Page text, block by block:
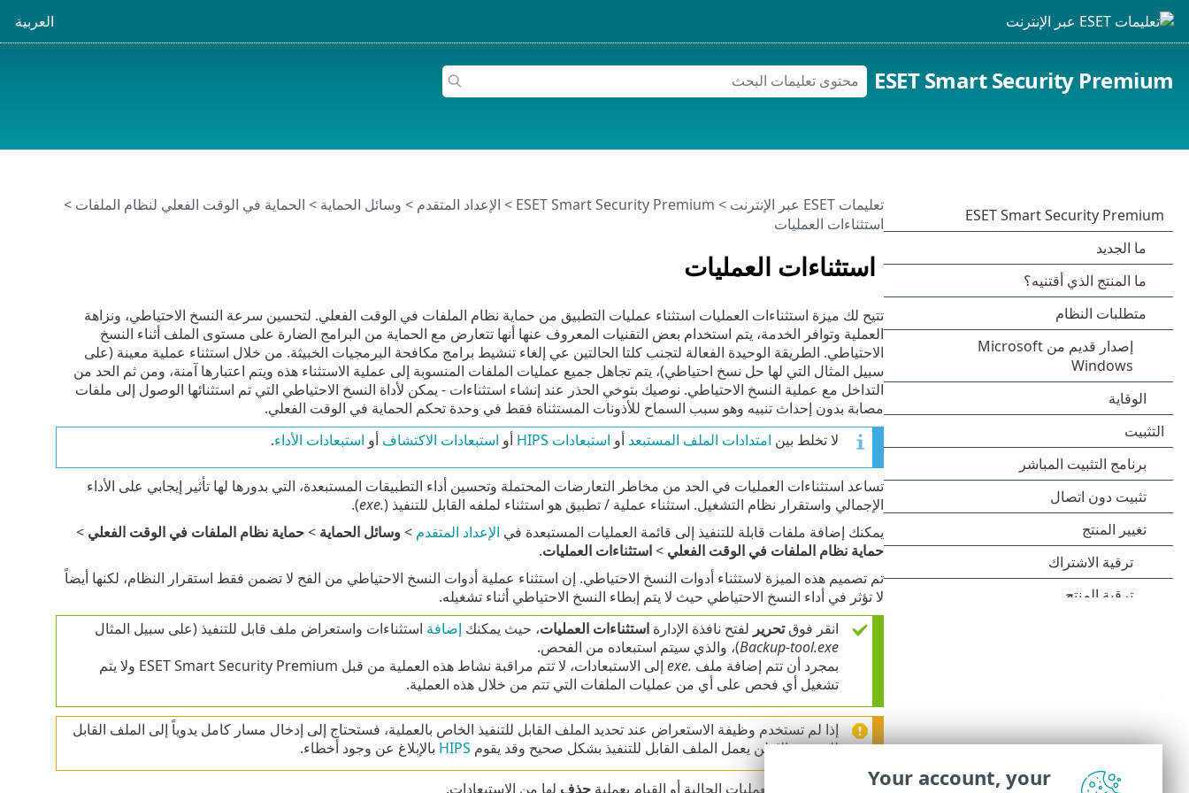
العربية
ESET Smart Security Premium
استثناءات العمليات
تعليمات ESET عبر الإنترنت >
ESET Smart Security Premium
> الإعداد المتقدم > وسائل الحماية > الحماية في الوقت الفعلي لنظام الملفات >
استثناءات العمليات
تتيح لك ميزة استثناءات العمليات استثناء عمليات التطبيق من حماية نظام الملفات في الوقت الفعلي. لتحسين سرعة النسخ الاحتياطي، ونزاهة
العملية وتوافر الخدمة، يتم استخدام بعض التقنيات المعروف عنها أنها تتعارض مع الحماية من البرامج الضارة على مستوى الملف أثناء النسخ
الاحتياطي. الطريقة الوحيدة الفعالة لتجنب كلتا الحالتين عي إلغاء تنشيط برامج مكافحة البرمجيات الخبيثة. من خلال استثناء عملية معينة (على
سبيل المثال التي لها حل نسخ احتياطي)، يتم تجاهل جميع عمليات الملفات المنسوبة إلى عملية الاستثناء هذه ويتم اعتبارها آمنة، ومن ثم الحد من
التداخل مع عملية النسخ الاحتياطي. نوصيك بتوخي الحذر عند إنشاء استثناءات - يمكن لأداة النسخ الاحتياطي التي تم استثنائها الوصول إلى ملفات
مصابة بدون إحداث تنبيه وهو سبب السماح للأذونات المستثناة فقط في وحدة تحكم الحماية في الوقت الفعلي.
لا تخلط بين امتدادات الملف المستبعد أو استبعادات HIPS أو استبعادات الاكتشاف أو استبعادات الأداء.
تساعد استثناءات العمليات في الحد من مخاطر التعارضات المحتملة وتحسين أداء التطبيقات المستبعدة، التي بدورها لها تأثير إيجابي على الأداء
الإجمالي واستقرار نظام التشغيل. استثناء عملية / تطبيق هو استثناء لملفه القابل للتنفيذ (.exe
).
يمكنك إضافة ملفات قابلة للتنفيذ إلى قائمة العمليات المستبعدة في الإعداد المتقدم >وسائل الحماية >حماية نظام الملفات في الوقت الفعلي >
حماية نظام الملفات في الوقت الفعلي >استثناءات العمليات.
تم تصميم هذه الميزة لاستثناء أدوات النسخ الاحتياطي. إن استثناء عملية أدوات النسخ الاحتياطي من الفح لا تضمن فقط استقرار النظام، لكنها أيضاً
لا تؤثر في أداء النسخ الاحتياطي حيث لا يتم إبطاء النسخ الاحتياطي أثناء تشغيله.
انقر فوقتحرير لفتح نافذة الإدارة استثناءات العمليات، حيث يمكنك إضافة استثناءات واستعراض ملف قابل للتنفيذ (على سبيل المثال
Backup-tool.exe)، والذي سيتم استبعاده من الفحص.
بمجرد أن تتم إضافة ملف .exe
إلى الاستبعادات، لا تتم مراقبة نشاط هذه العملية من قبل ESET Smart Security Premium ولا يتم
تشغيل أي فحص على أي من عمليات الملفات التي تتم من خلال هذه العملية.
إذا لم تستخدم وظيفة الاستعراض عند تحديد الملف القابل للتنفيذ الخاص بالعملية، فستحتاج إلى إدخال مسار كامل يدوياً إلى الملف القابل
للتنفيذ. وإلا، لن يعمل الملف القابل للتنفيذ بشكل صحيح وقد يقوم HIPS بالإبلاغ عن وجود أخطاء.
ويمكنك أيضاً العمليات الحالية أو القيام بعملية حذف لها من الاستبعادات.
Your account, your